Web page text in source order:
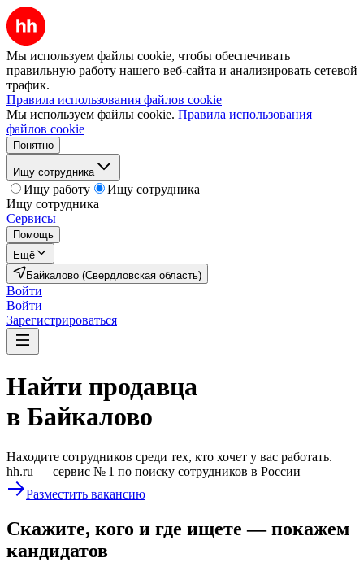
Мы используем файлы cookie, чтобы обеспечивать
правильную работу нашего веб-сайта и анализировать сетевой
трафик.
Правила использования файлов cookie
Мы используем файлы cookie. Правила использования
файлов cookie
Понятно
Ищу сотрудника
Ищу работу
Ищу сотрудника
Ищу сотрудника
Сервисы
Помощь
Ещё
Байкалово (Свердловская область)
Войти
Войти
Зарегистрироваться
Найти продавца
в Байкалово
Находите сотрудников среди тех, кто хочет у вас работать.
hh.ru — сервис № 1 по поиску сотрудников в России
Разместить вакансию
Скажите, кого и где ищете — покажем
кандидатов